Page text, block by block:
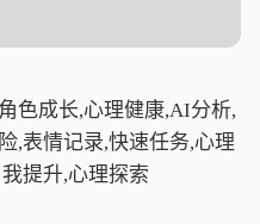
色成长,心理健康,AI分析,
,表情记录,快速任务,心理
提升,心理探索